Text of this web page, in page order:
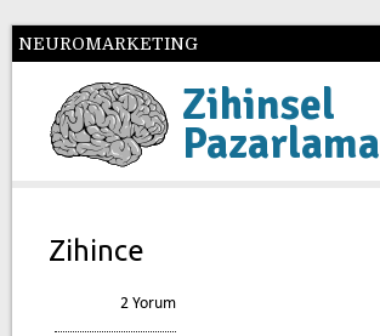
NEUROMARKETING
Zihinsel
Pazarlama
Zihince
2 Yorum